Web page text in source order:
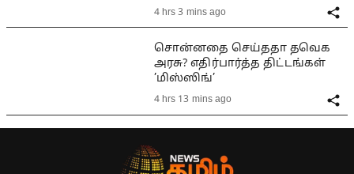
4 hrs 3 mins ago
சொன்னதை செய்ததா தவெக
அரசு? எதிர்பார்த்த திட்டங்கள்
’மிஸ்ஸிங்’
4 hrs 13 mins ago